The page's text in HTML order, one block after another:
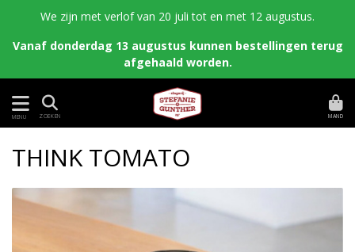
We zijn met verlof van 20 juli tot en met 12 augustus.
Vanaf donderdag 13 augustus kunnen bestellingen terug
afgehaald worden.
MENU ZOEKEN MAND
THINK TOMATO